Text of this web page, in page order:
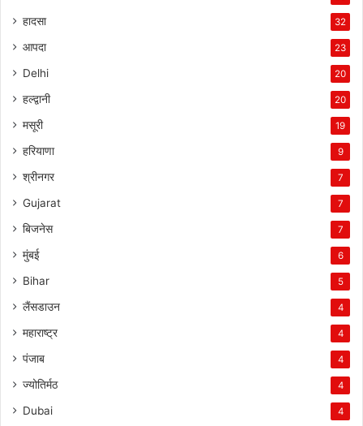
हादसा 32
आपदा 23
Delhi 20
हल्द्वानी 20
मसूरी 19
हरियाणा 9
श्रीनगर 7
Gujarat 7
बिजनेस 7
मुंबई 6
Bihar 5
लैंसडाउन 4
महाराष्ट्र 4
पंजाब 4
ज्योतिर्मठ 4
Dubai 4